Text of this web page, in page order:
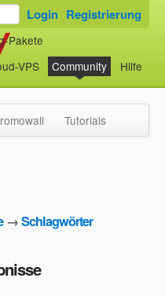
Pakete
VPS Community Hilfe
Login Registrierung
Tutorials
→Schlagwörter